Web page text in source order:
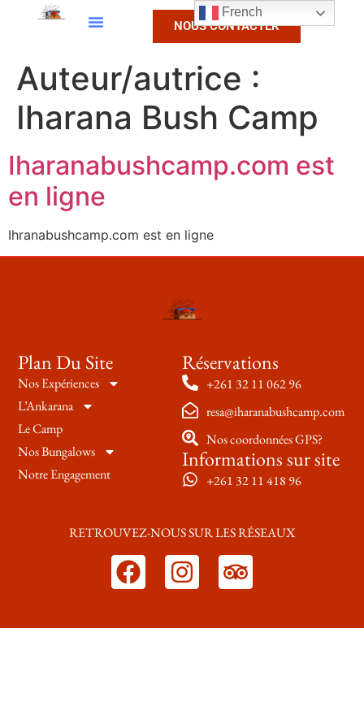
NOUS CONTACTER
Auteur/autrice :
Iharana Bush Camp
Iharanabushcamp.com est
en ligne
Ihranabushcamp.com est en ligne
Plan Du Site
Nos Expériences
L’Ankarana
Le Camp
Nos Bungalows
Notre Engagement
Réservations
+261 32 11 062 96
resa@iharanabushcamp.com
Nos coordonnées GPS?
Informations sur site
+261 32 11 418 96
RETROUVEZ-NOUS SUR LES RÉSEAUX
French